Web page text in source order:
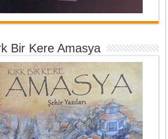
Bir Kere Amasya